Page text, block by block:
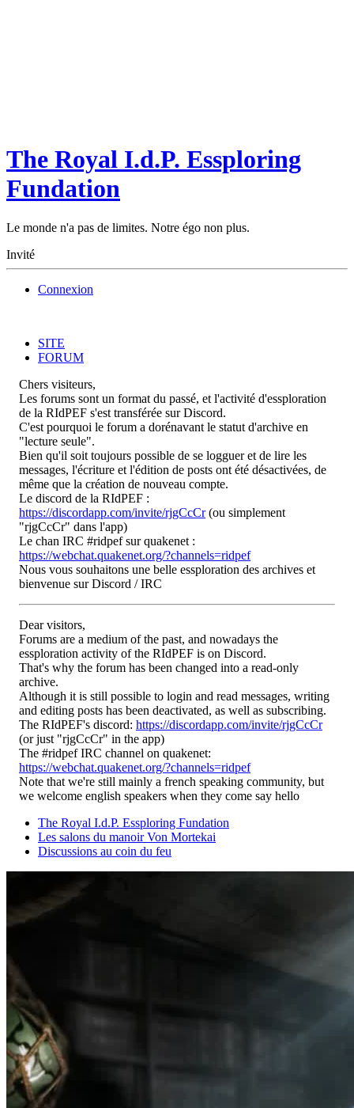
The Royal I.d.P. Essploring
Fundation
Le monde n'a pas de limites. Notre égo non plus.
Invité
Connexion
SITE
FORUM
Chers visiteurs,
Les forums sont un format du passé, et l'activité d'essploration
de la RIdPEF s'est transférée sur Discord.
C'est pourquoi le forum a dorénavant le statut d'archive en
"lecture seule".
Bien qu'il soit toujours possible de se logguer et de lire les
messages, l'écriture et l'édition de posts ont été désactivées, de
même que la création de nouveau compte.
Le discord de la RIdPEF :
https://discordapp.com/invite/rjgCcCr(ou simplement
"rjgCcCr" dans l'app)
Le chan IRC #ridpef sur quakenet :
https://webchat.quakenet.org/?channels=ridpef
Nous vous souhaitons une belle essploration des archives et
bienvenue sur Discord / IRC
Dear visitors,
Forums are a medium of the past, and nowadays the
essploration activity of the RIdPEF is on Discord.
That's why the forum has been changed into a read-only
archive.
Although it is still possible to login and read messages, writing
and editing posts has been deactivated, as well as subscribing.
The RIdPEF's discord: https://discordapp.com/invite/rjgCcCr
(or just "rjgCcCr" in the app)
The #ridpef IRC channel on quakenet:
https://webchat.quakenet.org/?channels=ridpef
Note that we're still mainly a french speaking community, but
we welcome english speakers when they come say hello
The Royal I.d.P. Essploring Fundation
Les salons du manoir Von Mortekai
Discussions au coin du feu